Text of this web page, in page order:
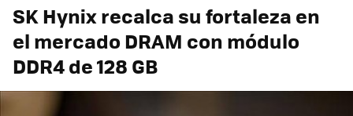
SK Hynix recalca su fortaleza en
el mercado DRAM con módulo
DDR4 de 128 GB